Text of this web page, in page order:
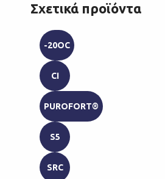
Σχετικά προϊόντα
-20ΟC
CI
PUROFORT®
S5
SRC